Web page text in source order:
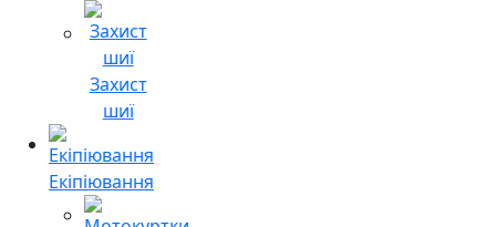
Захист
шиї
Екіпіювання